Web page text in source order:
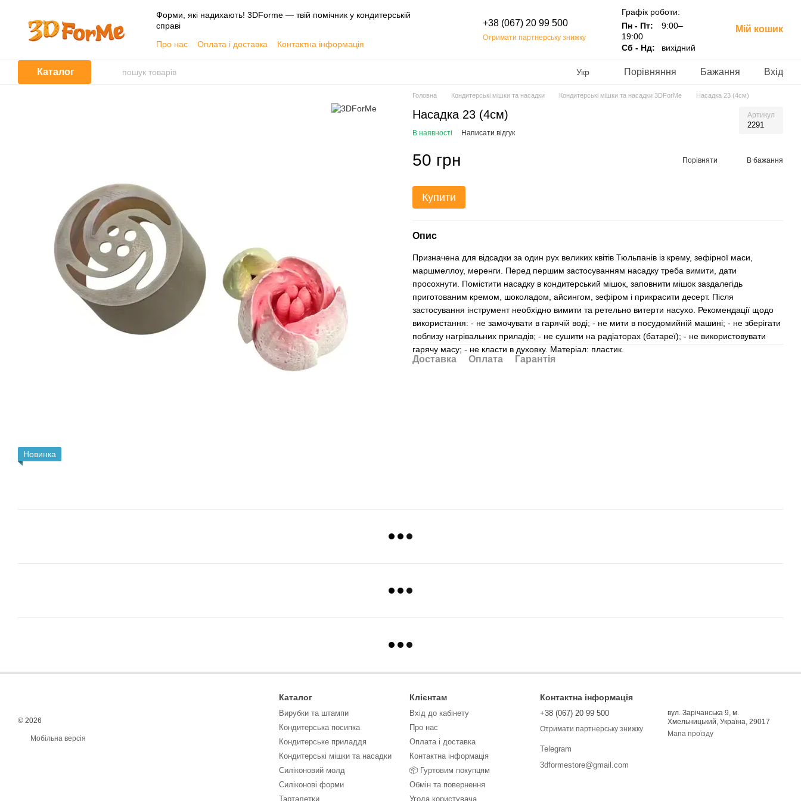
Форми, які надихають! 3DForme — твій помічник у кондитерській
справі
Про нас
Оплата і доставка
Контактна інформація
Угода користувача
+38 (067) 20 99 500
Отримати партнерську знижку
Графік роботи:
Пн - Пт:
9:00–
19:00
Сб - Нд:
вихідний
Мій кошик
Каталог Укр Порівняння Бажання Вхід
Новинка
Головна Кондитерські мішки та насадки Кондитерські мішки та насадки 3DForMe Насадка 23 (4см)
Насадка 23 (4см) Артикул
2291
В наявності Написати відгук
50 грн Порівняти В бажання
Купити
Опис
Призначена для відсадки за один рух великих квітів Тюльпанів із крему, зефірної маси,
маршмеллоу, меренги. Перед першим застосуванням насадку треба вимити, дати
просохнути. Помістити насадку в кондитерський мішок, заповнити мішок заздалегідь
приготованим кремом, шоколадом, айсингом, зефіром і прикрасити десерт. Після
застосування інструмент необхідно вимити та ретельно витерти насухо. Рекомендації щодо
використання: - не замочувати в гарячій воді; - не мити в посудомийній машині; - не зберігати
поблизу нагрівальних приладів; - не сушити на радіаторах (батареї); - не використовувати
гарячу масу; - не класти в духовку. Матеріал: пластик.
Доставка Оплата Гарантія
© 2026
Мобільна версія
Каталог
Вирубки та штампи
Кондитерська посипка
Кондитерське приладдя
Кондитерські мішки та насадки
Силіконовий молд
Силіконові форми
Тарталетки
Клієнтам
Вхід до кабінету
Про нас
Оплата і доставка
Контактна інформація
📦 Гуртовим покупцям
Обмін та повернення
Угода користувача
Контактна інформація
+38 (067) 20 99 500
Отримати партнерську знижку
Telegram
3dformestore@gmail.com
вул. Зарічанська 9, м.
Хмельницький, Україна, 29017
Мапа проїзду